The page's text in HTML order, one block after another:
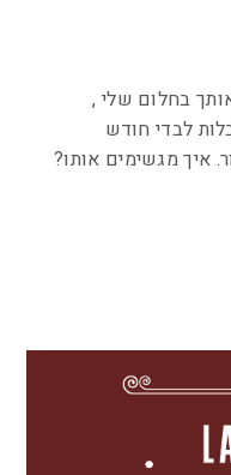
בחלום שלי ,
לבדי חודש
איך מגשימים אותו?